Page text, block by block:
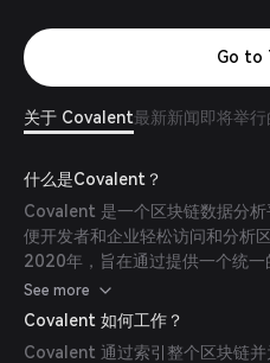
Go to
关于 Covalent最新新闻即将举
什么是Covalent？
Covalent 是一个区块链数据分
便开发者和企业轻松访问和分析
2020年，旨在通过提供一个统
数据，弥合区块链数据与主流应
See more
Covalent 如何工作？
Covalent 通过索引整个区块链